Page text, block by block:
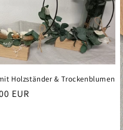
Holzständer & Trockenblumen
EUR